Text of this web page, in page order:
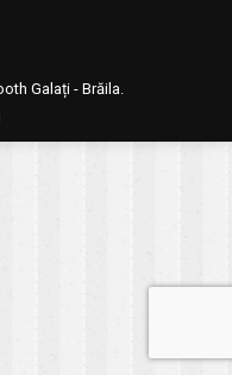
Galați - Brăila.